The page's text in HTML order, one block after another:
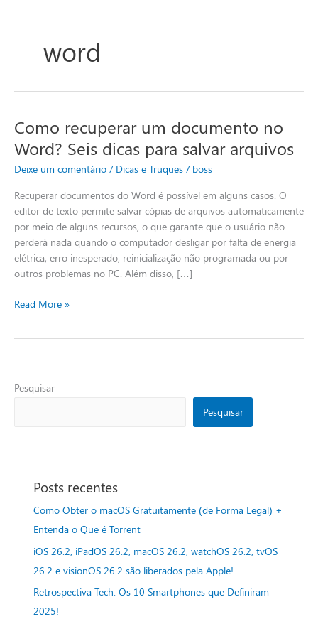
word
Como recuperar um documento no
Word? Seis dicas para salvar arquivos
Deixe um comentário / Dicas e Truques / boss
Recuperar documentos do Word é possível em alguns casos. O
editor de texto permite salvar cópias de arquivos automaticamente
por meio de alguns recursos, o que garante que o usuário não
perderá nada quando o computador desligar por falta de energia
elétrica, erro inesperado, reinicialização não programada ou por
outros problemas no PC. Além disso, […]
Como
um
documento
Word?
Seis
dicas
para
salvar
arquivos
Read More »
Pesquisar
Pesquisar
Posts recentes
Como Obter o macOS Gratuitamente (de Forma Legal) +
Entenda o Que é Torrent
iOS 26.2, iPadOS 26.2, macOS 26.2, watchOS 26.2, tvOS
26.2 e visionOS 26.2 são liberados pela Apple!
Retrospectiva Tech: Os 10 Smartphones que Definiram
2025!